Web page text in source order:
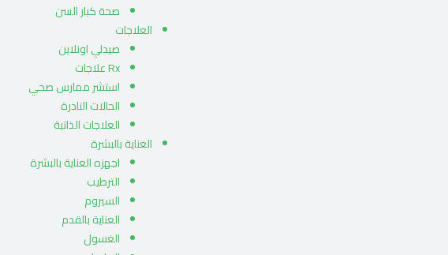
صحة كبار السن
العلاجات
صيدلي اونلاين
Rx علاجات
استشر ممارس صحي
الحالات النادرة
العلاجات الذاتية
العناية بالبشرة
اجهزه العناية بالبشرة
الترطيب
السيروم
العناية بالقدم
الغسول